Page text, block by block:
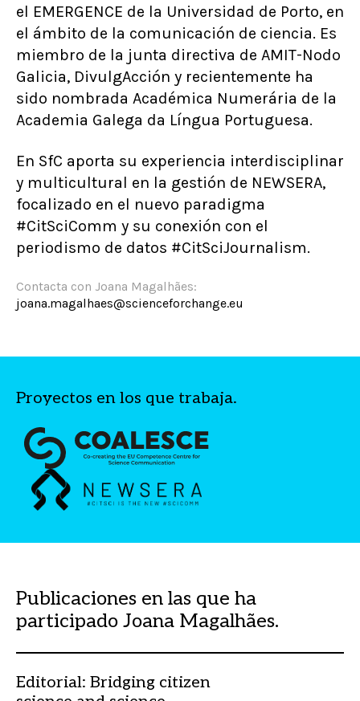
el EMERGENCE de la Universidad de Porto, en
el ámbito de la comunicación de ciencia. Es
miembro de la junta directiva de AMIT-Nodo
Galicia, DivulgAcción y recientemente ha
sido nombrada Académica Numerária de la
Academia Galega da Língua Portuguesa.
En SfC aporta su experiencia interdisciplinar
y multicultural en la gestión de NEWSERA,
focalizado en el nuevo paradigma
#CitSciComm y su conexión con el
periodismo de datos #CitSciJournalism.
Contacta con Joana Magalhães:
joana.magalhaes@scienceforchange.eu
Proyectos en los que trabaja.
Publicaciones en las que ha
participado Joana Magalhães.
Editorial: Bridging citizen